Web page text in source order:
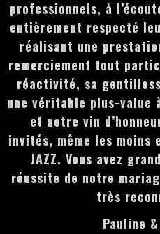
professionnels, à
entièrement respecté
réalisant une
remerciement tout
réactivité, sa
une véritable plus-value
et notre vin
invités, même les moins
JAZZ. Vous avez
réussite de notre
très
Pauline